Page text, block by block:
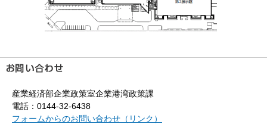
産業経済部企業政策室企業港湾政策課
電話：0144-32-6438
フォームからのお問い合わせ（リンク）